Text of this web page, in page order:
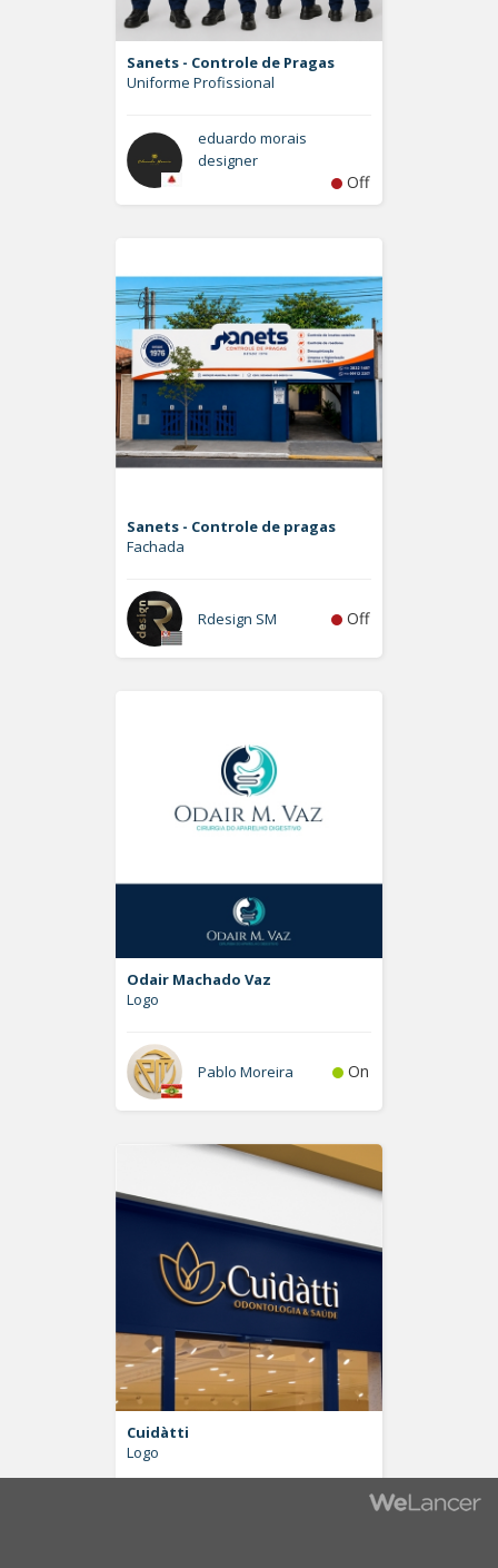
Sanets - Controle de Pragas
Uniforme Profissional
eduardo morais
designer
Off
Sanets - Controle de pragas
Fachada
Rdesign SM Off
Odair Machado Vaz
Logo
Pablo Moreira On
Cuidàtti
Logo